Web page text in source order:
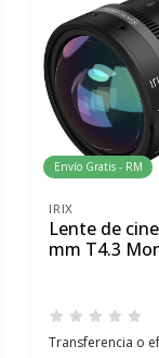
Envío Gratis - RM
IRIX
Lente de
mm T4.3
Transferencia o